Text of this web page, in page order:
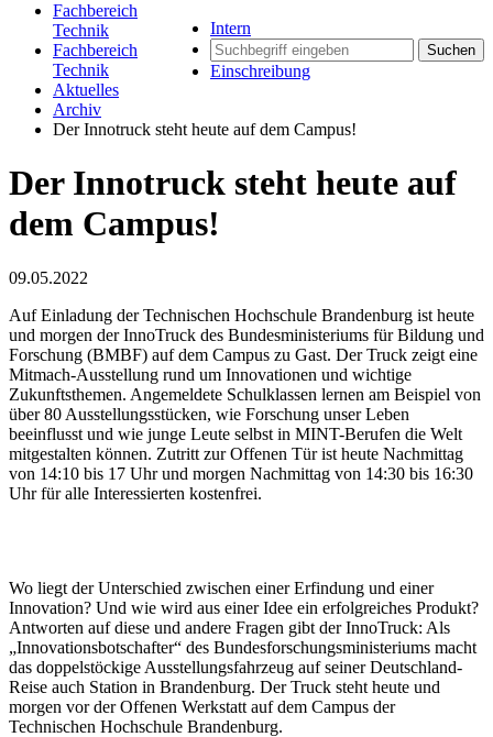
Intern
Suchen
Einschreibung
Fachbereich
Technik
Fachbereich
Technik
Aktuelles
Archiv
Der Innotruck steht heute auf dem Campus!
Der Innotruck steht heute auf
dem Campus!
09.05.2022
Auf Einladung der Technischen Hochschule Brandenburg ist heute
und morgen der InnoTruck des Bundesministeriums für Bildung und
Forschung (BMBF) auf dem Campus zu Gast. Der Truck zeigt eine
Mitmach-Ausstellung rund um Innovationen und wichtige
Zukunftsthemen. Angemeldete Schulklassen lernen am Beispiel von
über 80 Ausstellungsstücken, wie Forschung unser Leben
beeinflusst und wie junge Leute selbst in MINT-Berufen die Welt
mitgestalten können. Zutritt zur Offenen Tür ist heute Nachmittag
von 14:10 bis 17 Uhr und morgen Nachmittag von 14:30 bis 16:30
Uhr für alle Interessierten kostenfrei.
Wo liegt der Unterschied zwischen einer Erfindung und einer
Innovation? Und wie wird aus einer Idee ein erfolgreiches Produkt?
Antworten auf diese und andere Fragen gibt der InnoTruck: Als
„Innovationsbotschafter“ des Bundesforschungsministeriums macht
das doppelstöckige Ausstellungsfahrzeug auf seiner Deutschland-
Reise auch Station in Brandenburg. Der Truck steht heute und
morgen vor der Offenen Werkstatt auf dem Campus der
Technischen Hochschule Brandenburg.